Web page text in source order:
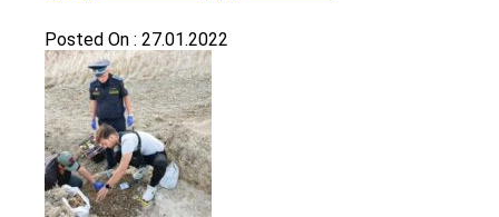
Posted On : 27.01.2022